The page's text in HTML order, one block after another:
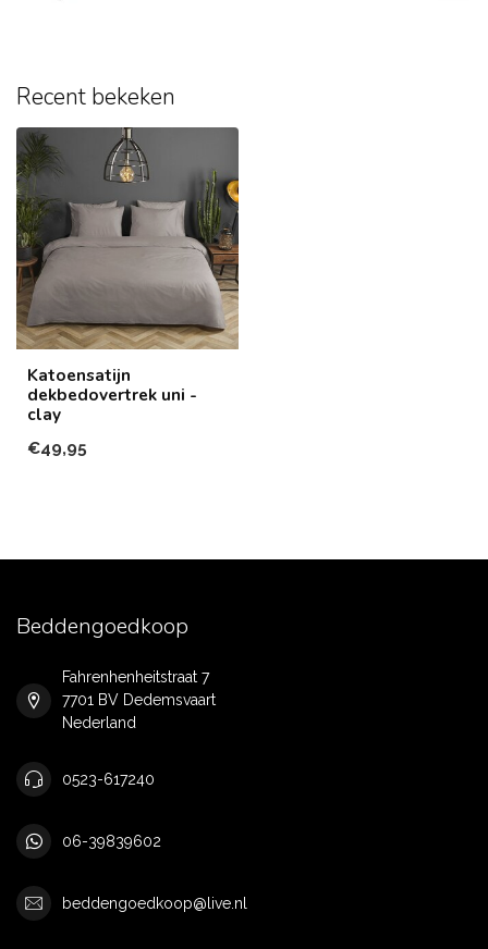
Recent bekeken
Katoensatijn
dekbedovertrek uni -
clay
€49,95
Beddengoedkoop
Fahrenhenheitstraat 7
7701 BV Dedemsvaart
Nederland
0523-617240
06-39839602
beddengoedkoop@live.nl